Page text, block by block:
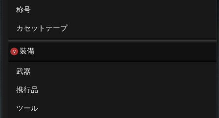
称号
カセットテープ
装備
武器
携行品
ツール